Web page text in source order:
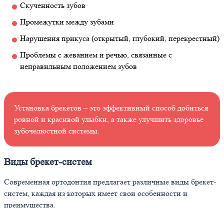
Скученность зубов
Промежутки между зубами
Нарушения прикуса (открытый, глубокий, перекрестный)
Проблемы с жеванием и речью, связанные с
неправильным положением зубов
Установка брекетов – это эффективный способ добиться
ровной и красивой улыбки, а также улучшить здоровье
зубочелюстной системы.
Виды брекет-систем
Современная ортодонтия предлагает различные виды брекет-
систем, каждая из которых имеет свои особенности и
преимущества.